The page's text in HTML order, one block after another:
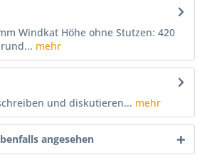
Windkat Höhe ohne Stutzen: 420
mehr
und diskutieren... mehr
angesehen